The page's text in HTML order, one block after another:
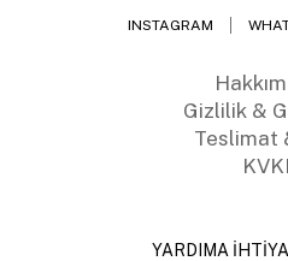
INSTAGRAM
Gizlilik &
Teslimat
YARDIMA